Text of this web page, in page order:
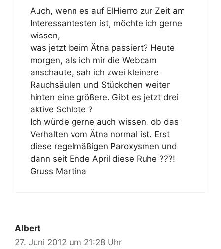
Auch, wenn es auf ElHierro zur Zeit am
Interessantesten ist, möchte ich gerne
wissen,
was jetzt beim Ätna passiert? Heute
morgen, als ich mir die Webcam
anschaute, sah ich zwei kleinere
Rauchsäulen und Stückchen weiter
hinten eine größere. Gibt es jetzt drei
aktive Schlote ?
Ich würde gerne auch wissen, ob das
Verhalten vom Ätna normal ist. Erst
diese regelmäßigen Paroxysmen und
dann seit Ende April diese Ruhe ???!
Gruss Martina
Albert
27. Juni 2012 um 21:28 Uhr